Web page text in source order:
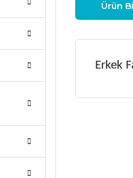
Ürün
Erkek